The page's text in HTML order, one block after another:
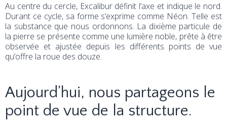
Au centre du cercle, Excalibur définit l’axe et indique le nord.
Durant ce cycle, sa forme s’exprime comme Néon. Telle est
la substance que nous ordonnons. La dixième particule de
la pierre se présente comme une lumière noble, prête à être
observée et ajustée depuis les différents points de vue
qu’offre la roue des douze.
Aujourd’hui, nous partageons le
point de vue de la structure.